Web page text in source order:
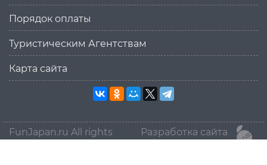
Порядок оплаты
Туристическим Агентствам
Карта сайта
FunJapan.ru All rights
Разработка сайта